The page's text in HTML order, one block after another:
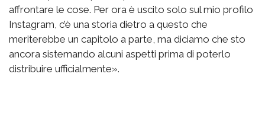
affrontare le cose. Per ora è uscito solo sul mio profilo
Instagram, c’è una storia dietro a questo che
meriterebbe un capitolo a parte, ma diciamo che sto
ancora sistemando alcuni aspetti prima di poterlo
distribuire ufficialmente».